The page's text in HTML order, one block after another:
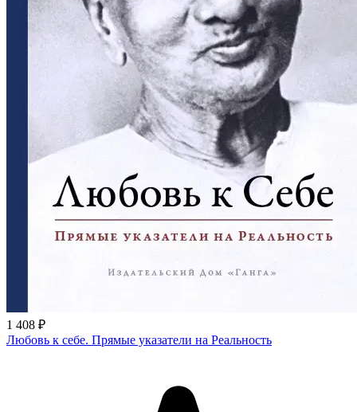
1 408 ₽
Любовь к себе. Прямые указатели на Реальность